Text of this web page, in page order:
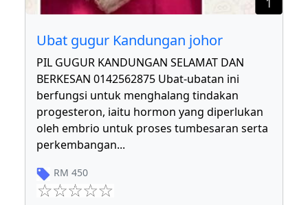
Ubat gugur Kandungan johor
PIL GUGUR KANDUNGAN SELAMAT DAN
BERKESAN 0142562875 Ubat-ubatan ini
berfungsi untuk menghalang tindakan
progesteron, iaitu hormon yang diperlukan
oleh embrio untuk proses tumbesaran serta
perkembangan...
RM 450